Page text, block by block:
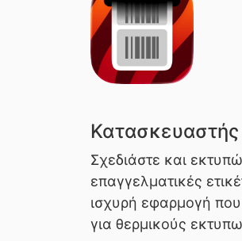
Σχεδιάστε και
επαγγελματικές
ισχυρή εφαρμογή
για θερμικούς